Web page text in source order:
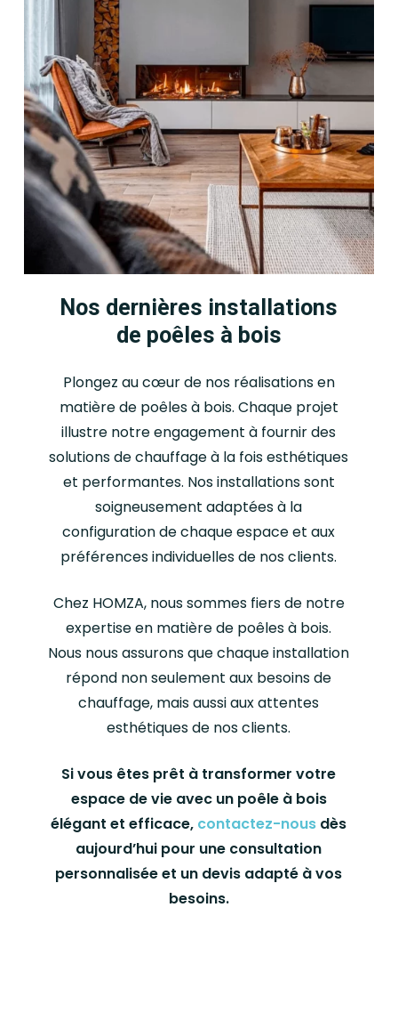
respect des normes
environnementales en vigueur.
également servir de pièce
maîtresse dans un espace de
vie ouvert, où il attire le regard
tout en apportant chaleur et
confort. Grâce à la diversité
des styles et des finitions
disponibles, il s’adapte à de
nombreux projets
d’aménagement.
Nos dernières installations
de poêles à bois
Plongez au cœur de nos réalisations en
matière de poêles à bois. Chaque projet
illustre notre engagement à fournir des
solutions de chauffage à la fois esthétiques
et performantes. Nos installations sont
soigneusement adaptées à la
configuration de chaque espace et aux
préférences individuelles de nos clients.
Chez HOMZA, nous sommes fiers de notre
expertise en matière de poêles à bois.
Nous nous assurons que chaque installation
répond non seulement aux besoins de
chauffage, mais aussi aux attentes
esthétiques de nos clients.
Si vous êtes prêt à transformer votre
espace de vie avec un poêle à bois
élégant et efficace, contactez-nous dès
aujourd’hui pour une consultation
personnalisée et un devis adapté à vos
besoins.